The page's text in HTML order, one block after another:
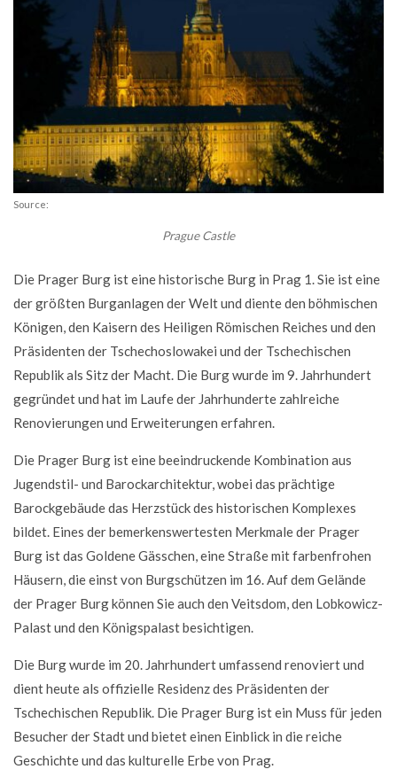
Source:
Prague Castle
Die Prager Burg ist eine historische Burg in Prag 1. Sie ist eine
der größten Burganlagen der Welt und diente den böhmischen
Königen, den Kaisern des Heiligen Römischen Reiches und den
Präsidenten der Tschechoslowakei und der Tschechischen
Republik als Sitz der Macht. Die Burg wurde im 9. Jahrhundert
gegründet und hat im Laufe der Jahrhunderte zahlreiche
Renovierungen und Erweiterungen erfahren.
Die Prager Burg ist eine beeindruckende Kombination aus
Jugendstil- und Barockarchitektur, wobei das prächtige
Barockgebäude das Herzstück des historischen Komplexes
bildet. Eines der bemerkenswertesten Merkmale der Prager
Burg ist das Goldene Gässchen, eine Straße mit farbenfrohen
Häusern, die einst von Burgschützen im 16. Auf dem Gelände
der Prager Burg können Sie auch den Veitsdom, den Lobkowicz-
Palast und den Königspalast besichtigen.
Die Burg wurde im 20. Jahrhundert umfassend renoviert und
dient heute als offizielle Residenz des Präsidenten der
Tschechischen Republik. Die Prager Burg ist ein Muss für jeden
Besucher der Stadt und bietet einen Einblick in die reiche
Geschichte und das kulturelle Erbe von Prag.